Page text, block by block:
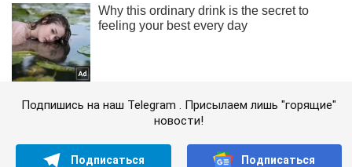
Подпишись на наш Telegram . Присылаем лишь "горящие"
новости!
Подписаться Подписаться